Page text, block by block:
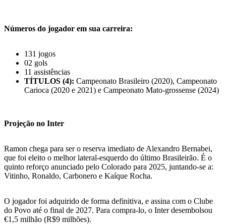
Números do jogador em sua carreira:
131 jogos
02 gols
11 assistências
TÍTULOS (4): Campeonato Brasileiro (2020), Campeonato
Carioca (2020 e 2021) e Campeonato Mato-grossense (2024)
Projeção no Inter
Ramon chega para ser o reserva imediato de Alexandro Bernabei,
que foi eleito o melhor lateral-esquerdo do último Brasileirão. É o
quinto reforço anunciado pelo Colorado para 2025, juntando-se a:
Vitinho, Ronaldo, Carbonero e Kaíque Rocha.
O jogador foi adquirido de forma definitiva, e assina com o Clube
do Povo até o final de 2027. Para compra-lo, o Inter desembolsou
€1,5 milhão (R$9 milhões).